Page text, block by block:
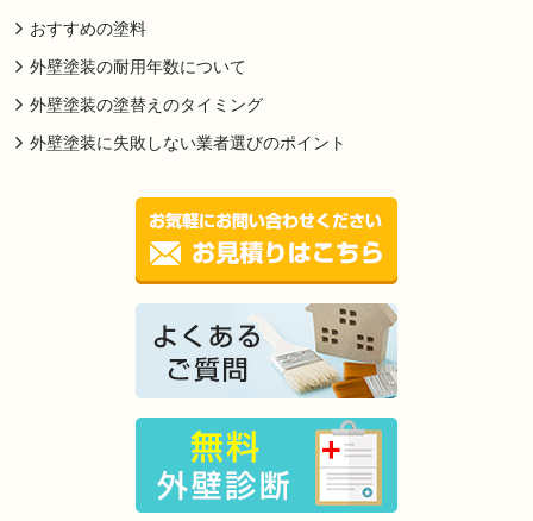
おすすめの塗料
外壁塗装の耐用年数について
外壁塗装の塗替えのタイミング
外壁塗装に失敗しない業者選びのポイント